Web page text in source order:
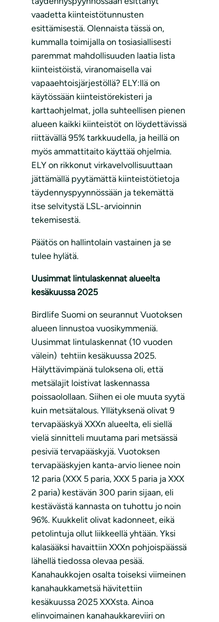
vaadetta kiinteistötunnusten
esittämisestä. Olennaista tässä on,
kummalla toimijalla on tosiasiallisesti
paremmat mahdollisuuden laatia lista
kiinteistöistä, viranomaisella vai
vapaaehtoisjärjestöllä? ELY:llä on
käytössään kiinteistörekisteri ja
karttaohjelmat, jolla suhteellisen pienen
alueen kaikki kiinteistöt on löydettävissä
riittävällä 95% tarkkuudella, ja heillä on
myös ammattitaito käyttää ohjelmia.
ELY on rikkonut virkavelvollisuuttaan
jättämällä pyytämättä kiinteistötietoja
täydennyspyynnössään ja tekemättä
itse selvitystä LSL-arvioinnin
tekemisestä.
Päätös on hallintolain vastainen ja se
tulee hylätä.
Uusimmat lintulaskennat alueelta
kesäkuussa 2025
Birdlife Suomi on seurannut Vuotoksen
alueen linnustoa vuosikymmeniä.
Uusimmat lintulaskennat (10 vuoden
välein) tehtiin kesäkuussa 2025.
Hälyttävimpänä tuloksena oli, että
metsälajit loistivat laskennassa
poissaolollaan. Siihen ei ole muuta syytä
kuin metsätalous. Yllätyksenä olivat 9
tervapääskyä XXXn alueelta, eli siellä
vielä sinnitteli muutama pari metsässä
pesiviä tervapääskyjä. Vuotoksen
tervapääskyjen kanta-arvio lienee noin
12 paria (XXX 5 paria, XXX 5 paria ja XXX
2 paria) kestävän 300 parin sijaan, eli
kestävästä kannasta on tuhottu jo noin
96%. Kuukkelit olivat kadonneet, eikä
petolintuja ollut liikkeellä yhtään. Yksi
kalasääksi havaittiin XXXn pohjoispäässä
lähellä tiedossa olevaa pesää.
Kanahaukkojen osalta toiseksi viimeinen
kanahaukkametsä hävitettiin
kesäkuussa 2025 XXXsta. Ainoa
elinvoimainen kanahaukkareviiri on